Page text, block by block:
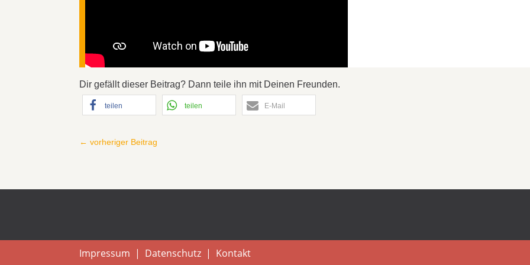
Dir gefällt dieser Beitrag? Dann teile ihn mit Deinen Freunden.
teilen teilen E-Mail
←vorheriger Beitrag
Impressum | Datenschutz | Kontakt